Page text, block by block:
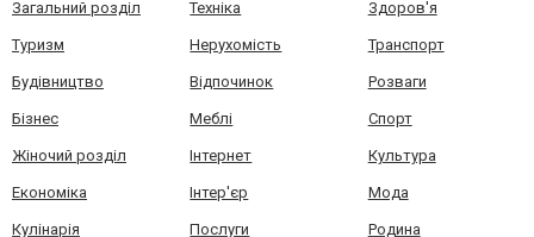
Загальний розділ Техніка Здоров'я
Туризм Нерухомість Транспорт
Будівництво Відпочинок Розваги
Бізнес Меблі Спорт
Жіночий розділ Інтернет Культура
Економіка Інтер'єр Мода
Кулінарія Послуги Родина